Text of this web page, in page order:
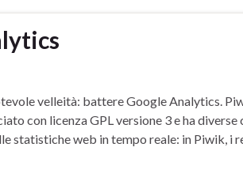
velleità: battere Google Analytics.
con licenza GPL versione 3 e ha
statistiche web in tempo reale: in Piwik, i